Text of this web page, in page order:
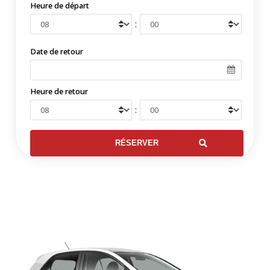
Heure de départ
:
Date de retour
Heure de retour
: